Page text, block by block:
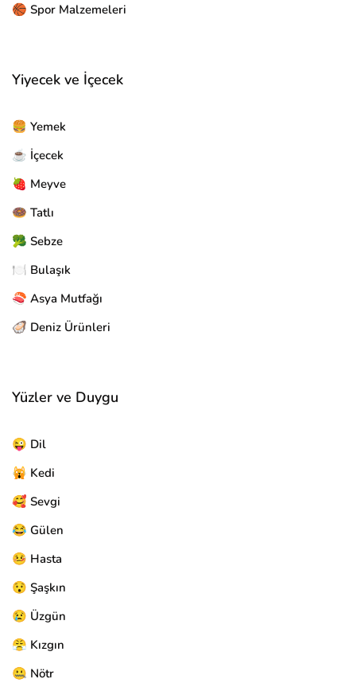
🏀 Spor Malzemeleri
Yiyecek ve İçecek
🍔 Yemek
☕ İçecek
🍓 Meyve
🍩 Tatlı
🥦 Sebze
🍽️ Bulaşık
🍣 Asya Mutfağı
🦪 Deniz Ürünleri
Yüzler ve Duygu
😜 Dil
🙀 Kedi
🥰 Sevgi
😂 Gülen
🤒 Hasta
😯 Şaşkın
😢 Üzgün
😤 Kızgın
🤐 Nötr